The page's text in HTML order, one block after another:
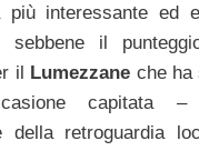
interessante ed
sebbene il
il Lumezzane che ha
capitata
della retroguardia